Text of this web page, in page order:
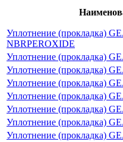
Уплотнение (прокладка)
NBRPEROXIDE
Уплотнение (прокладка)
Уплотнение (прокладка)
Уплотнение (прокладка)
Уплотнение (прокладка)
Уплотнение (прокладка)
Уплотнение (прокладка)
Уплотнение (прокладка)